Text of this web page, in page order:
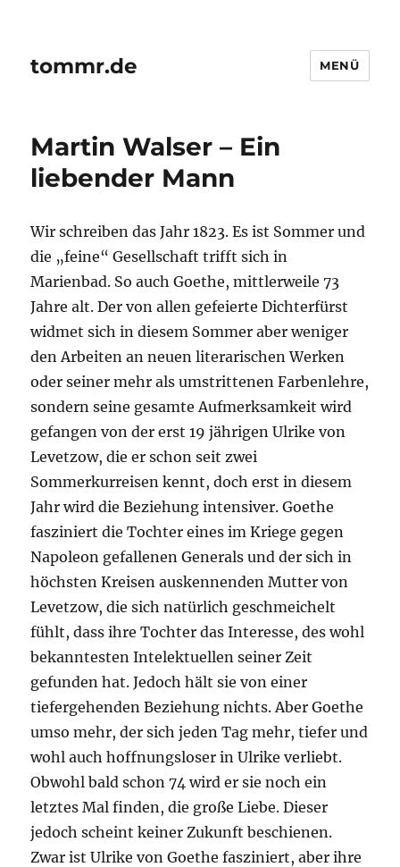
tommr.de MENÜ
Martin Walser – Ein
liebender Mann
Wir schreiben das Jahr 1823. Es ist Sommer und
die „feine“ Gesellschaft trifft sich in
Marienbad. So auch Goethe, mittlerweile 73
Jahre alt. Der von allen gefeierte Dichterfürst
widmet sich in diesem Sommer aber weniger
den Arbeiten an neuen literarischen Werken
oder seiner mehr als umstrittenen Farbenlehre,
sondern seine gesamte Aufmerksamkeit wird
gefangen von der erst 19 jährigen Ulrike von
Levetzow, die er schon seit zwei
Sommerkurreisen kennt, doch erst in diesem
Jahr wird die Beziehung intensiver. Goethe
fasziniert die Tochter eines im Kriege gegen
Napoleon gefallenen Generals und der sich in
höchsten Kreisen auskennenden Mutter von
Levetzow, die sich natürlich geschmeichelt
fühlt, dass ihre Tochter das Interesse, des wohl
bekanntesten Intelektuellen seiner Zeit
gefunden hat. Jedoch hält sie von einer
tiefergehenden Beziehung nichts. Aber Goethe
umso mehr, der sich jeden Tag mehr, tiefer und
wohl auch hoffnungsloser in Ulrike verliebt.
Obwohl bald schon 74 wird er sie noch ein
letztes Mal finden, die große Liebe. Dieser
jedoch scheint keiner Zukunft beschienen.
Zwar ist Ulrike von Goethe fasziniert, aber ihre